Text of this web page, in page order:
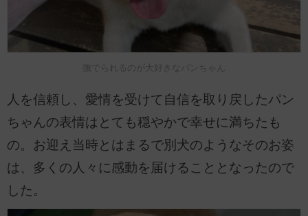
撫でられるのが大好きなパンちゃん
人を信頼し、愛情を受けて自信を取り戻したパン
ちゃんの表情はとても穏やかで幸せに満ちたも
の。お迎え当時とはまるで別犬のようなそのお姿
は、多くの人々に感動を届けることとなったので
した。